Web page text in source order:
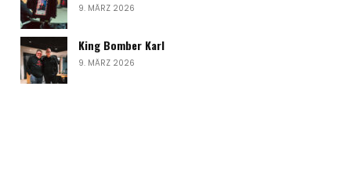
9. MÄRZ 2026
King Bomber Karl
9. MÄRZ 2026